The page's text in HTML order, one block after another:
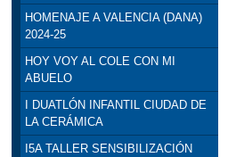
HOMENAJE A VALENCIA (DANA)
2024-25
HOY VOY AL COLE CON MI
ABUELO
I DUATLÓN INFANTIL CIUDAD DE
LA CERÁMICA
I5A TALLER SENSIBILIZACIÓN